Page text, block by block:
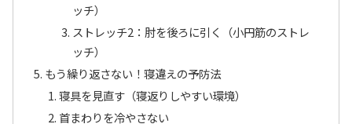
ッチ）
ストレッチ2：肘を後ろに引く（小円筋のストレ
ッチ）
もう繰り返さない！寝違えの予防法
寝具を見直す（寝返りしやすい環境）
首まわりを冷やさない